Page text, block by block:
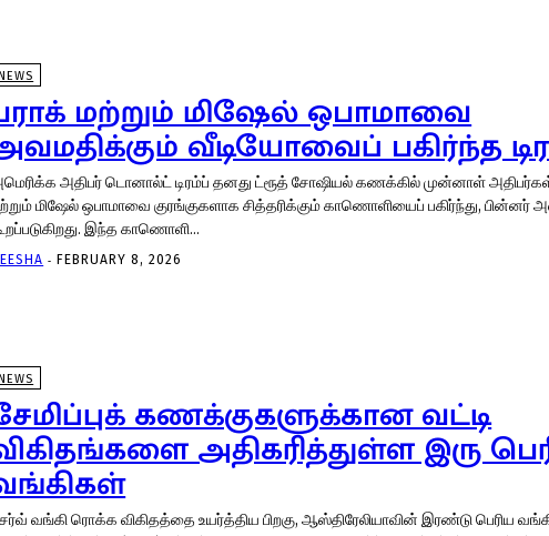
NEWS
மற்றும் மிஷேல் ஒபாமாவை
வீடியோவைப் பகிர்ந்த
அதிபர் டொனால்ட் டிரம்ப் தனது ட்ரூத் சோஷியல் கணக்கில் முன்னாள்
மிஷேல் ஒபாமாவை குரங்குகளாக சித்தரிக்கும் காணொளியைப் பகிர்ந்து, பின்னர்
கூறப்படுகிறது. இந்த காணொளி...
- FEBRUARY 8, 2026
கணக்குகளுக்கான வட்டி
அதிகரித்துள்ள இரு
வங்கி ரொக்க விகிதத்தை உயர்த்திய பிறகு, ஆஸ்திரேலியாவின் இரண்டு பெரிய